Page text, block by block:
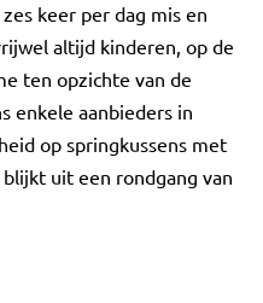
keer per dag mis en
altijd kinderen, op de
ten opzichte van de
enkele aanbieders in
op springkussens met
uit een rondgang van